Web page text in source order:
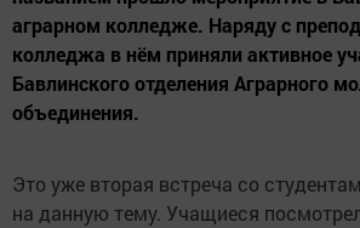
аграрном колледже. Наряду с
колледжа в нём приняли активное
Бавлинского отделения Аграрного
объединения.
Это уже вторая встреча со
на данную тему. Учащиеся